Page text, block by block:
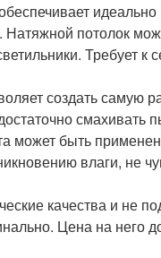
потолок
Требует к
создать самую
смахивать
может быть
влаги, не
качества и не
Цена на него